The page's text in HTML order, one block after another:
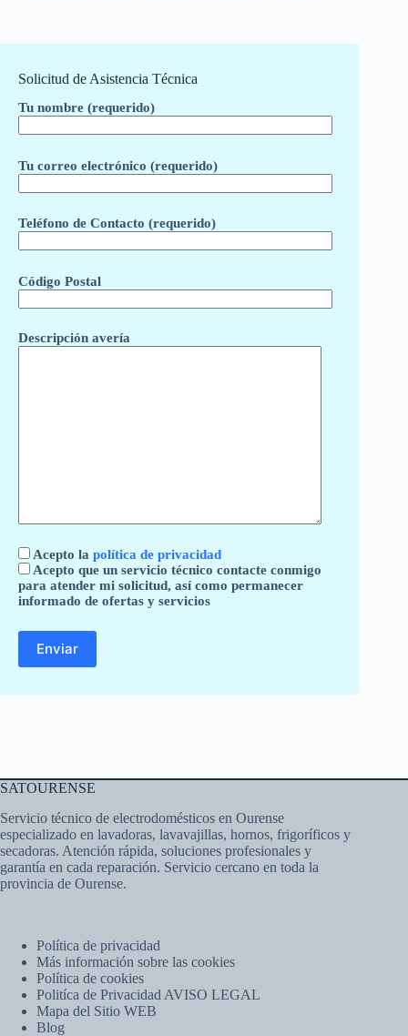
Solicitud de Asistencia Técnica
Tu nombre (requerido)
Tu correo electrónico (requerido)
Teléfono de Contacto (requerido)
Código Postal
Descripción avería
Acepto la política de privacidad
Acepto que un servicio técnico contacte conmigo
para atender mi solicitud, así como permanecer
informado de ofertas y servicios
SATOURENSE
Servicio técnico de electrodomésticos en Ourense
especializado en lavadoras, lavavajillas, hornos, frigoríficos y
secadoras. Atención rápida, soluciones profesionales y
garantía en cada reparación. Servicio cercano en toda la
provincia de Ourense.
Política de privacidad
Más información sobre las cookies
Política de cookies
Politíca de Privacidad AVISO LEGAL
Mapa del Sitio WEB
Blog